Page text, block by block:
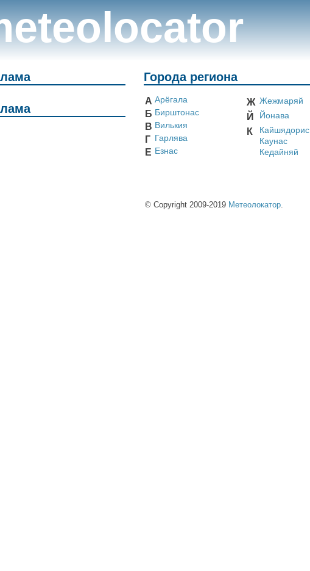
Города региона
А Арёгала
Б Бирштонас
В Вилькия
Г Гарлява
Е Езнас
Ж Жежмаряй
Й Йонава
К
Кайшядорис
Каунас
Кедайняй
© Copyright 2009-2019 Метеолокатор.